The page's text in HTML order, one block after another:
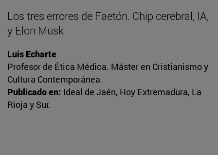
Los tres errores de Faetón. Chip cerebral, IA,
y Elon Musk
Luis Echarte
Profesor de Ética Médica. Máster en Cristianismo y
Cultura Contemporánea
Publicado en: Ideal de Jaén, Hoy Extremadura, La
Rioja y Sur.